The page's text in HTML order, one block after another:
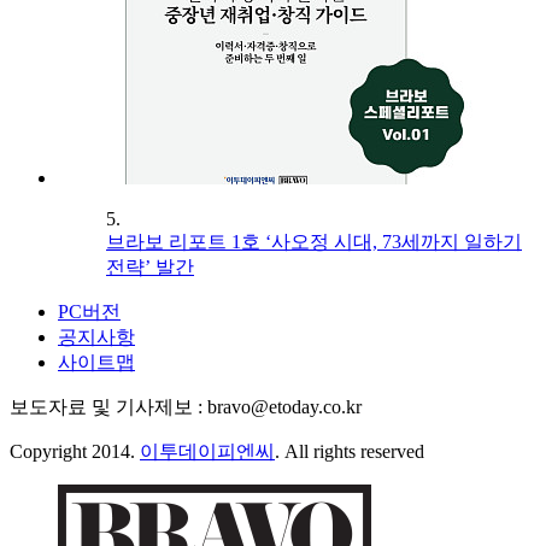
5.
브라보 리포트 1호 ‘사오정 시대, 73세까지 일하기
전략’ 발간
PC버전
공지사항
사이트맵
보도자료 및 기사제보 : bravo@etoday.co.kr
Copyright 2014. 이투데이피엔씨 . All rights reserved